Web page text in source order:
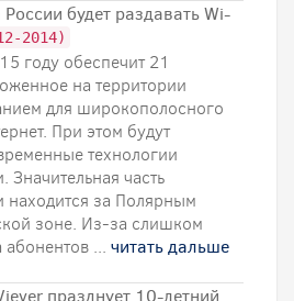
России будет раздавать Wi-
2014)
году обеспечит 21
на территории
для широкополосного
При этом будут
технологии
Значительная часть
находится за Полярным
зоне. Из-за слишком
абонентов ... читать дальше
празднует 10-летний